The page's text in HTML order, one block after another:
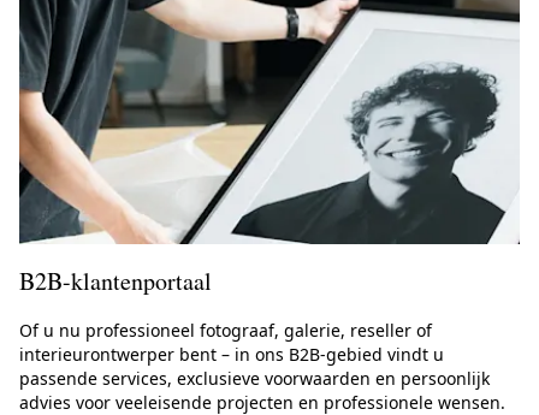
wissellijstook apart verkrijgbaar, zonder dat
u tegelijkertijd een print hoeft te bestellen.
B2B-klantenportaal
Of u nu professioneel fotograaf, galerie, reseller of
interieurontwerper bent – in ons B2B-gebied vindt u
passende services, exclusieve voorwaarden en persoonlijk
advies voor veeleisende projecten en professionele wensen.